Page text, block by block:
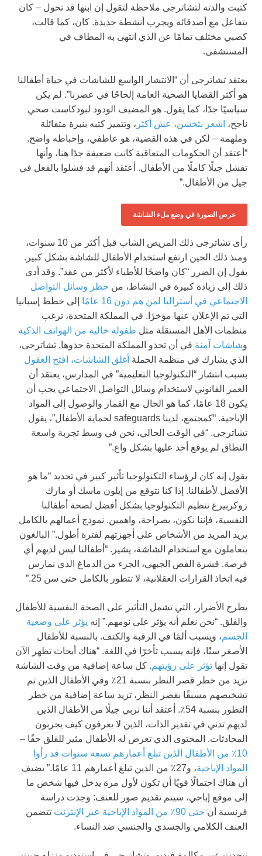
كتبت والدته لتشاترجى ملاحظة لتقول إن ابنها قد تحول – كان
يتفاعل مع أصدقائه ويجرب أنشطة جديدة. كان، كما قالت،
كصبي مختلف تمامًا عن الذي انتهى به المطاف في
المستشفى.
يعتقد تشاترجى أن “الانتشار الواسع للشاشات في حياة أطفالنا
هو أكثر القضايا الصحية العامة إلحاحًا في عصرنا”. لم يكن
سياسيًا جدًا، كما يقول. هو المضيف الودود لبودكاست صحي
ناجح، اشعر بتحسن، عش أكثر ، وتتميز كتبه بنبرة متفائلة
وملهمة – لكن في هذه القضية، هو عاطفي، وإحباطه واضح.
“أعتقد أن الحكومات المتعاقبة كانت ضعيفة جدًا هنا، وأنها
تفشل جيلًا كاملًا من الأطفال. أعتقد أنهم قد فشلوا بالفعل في
جيل من الأطفال.”
عرض الصورة في وضع ملء الشاشة
رأى تشاترجى ذلك المريض الشاب قبل أكثر من 10 سنوات،
ومنذ ذلك الحين ارتفع استخدام الأطفال للشاشة بشكل كبير.
يقول إن الضرر “كان واضحًا للأطباء لأكثر من عقد”. وقد أدى
ذلك إلى زيادة كبيرة في النشاط، من حظر وسائل التواصل
الاجتماعي في أستراليا لمن هم دون 16 عامًا
إلى خطط إسبانيا
التي تم الإعلان عنها مؤخرًا. في المملكة المتحدة، ترغب
منظمات الأهل المستقلة مثل طفولة خالية من الهواتف الذكية
وشاشات آمنة في أن تحذو المملكة المتحدة حذوها. تشاترجى،
الذي يشارك في منظمة الحملة أغلق الشاشات، افتح العقول
بسبب انتشار “التكنولوجيا التعليمية” في المدارس، يعتقد أن
العمر القانوني لاستخدام وسائل التواصل الاجتماعي يجب أن
يكون 18 عامًا، كما هو الحال مع القمار والوصول إلى المواد
الإباحية. “كمجتمع، لدينا safeguards لحماية الأطفال”، يقول
تشاترجى. “في الوقت الحالي، نحن في وسط تجربة واسعة
النطاق لم يوقع أحد عليها بشكل واع.”
يقول إنه كان لرؤساء التكنولوجيا تأثير كبير في تحديد “ما هو
الأفضل لأطفالنا. إذا كنا نتوقع من إيلون ماسك أو مارك
زوكربيرغ تنظيم التكنولوجيا بشكل أفضل لصحة أطفالنا
النفسية، فإننا نكون، بصراحة، واهمين. نموذج أعمالهم بالكامل
يريد المزيد من الأشخاص على أجهزتهم لفترة أطول.” البالغون
يتعاملون مع استخدام الشاشة، يشير. “أطفالنا ليس لديهم أي
فرصة. قشرة الفص الجبهي، الجزء من الدماغ الذي نمارس
فيه اتخاذ القرارات العقلانية، لا تتطور بالكامل حتى سن 25.”
يطرح الأضرار، التي تشمل التأثير على الصحة النفسية للأطفال
والقلق. “نحن نعلم أنه يؤثر على نومهم.” إنه يؤثر على وضعية
الجسم، ويسبب ألمًا في الرقبة والكتف. بالنسبة للأطفال
الأصغر سنًا، فإنه يسبب تأخرًا في اللغة. “هناك أبحاث تظهر الآن
تقول إنها تؤثر على رؤيتهم. كل ساعة إضافية من وقت الشاشة
تزيد من خطر قصر النظر بنسبة 21٪ وفي الأطفال الذين تم
تشخيصهم مسبقًا بقصر النظر، تزيد ساعة إضافية من خطر
التطور بنسبة 54٪. أعتقد أننا نربي جيلًا من الأطفال الذين
لديهم تدني في تقدير الذات، الذين لا يعرفون كيف يجربون
المحادثات. المحتوى الذي تعرض له الأطفال مثير للقلق حقًا –
10٪ من الأطفال الذين تبلغ أعمارهم تسعة سنوات قد رأوا
المواد الإباحية
، و27٪ من الذين تبلغ أعمارهم 11 عامًا.” يضيف
أن هناك احتمالًا قويًا أن تكون لأول مرة يدخل فيها شخص ما
إلى موقع إباحي، سيتم تقديم صور للعنف: وجدت دراسة
فرنسية أن حتى 90٪ من المواد الإباحية عبر الإنترنت
تتضمن
العنف الكلامي والجسدي والجنسي ضد النساء.